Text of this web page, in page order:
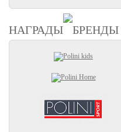
НАГРАДЫ БРЕНДЫ